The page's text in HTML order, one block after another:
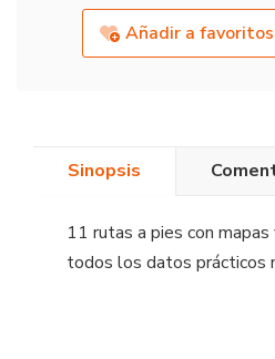
Añadir a favoritos
Sinopsis
11 rutas a pies con
todos los datos prácticos